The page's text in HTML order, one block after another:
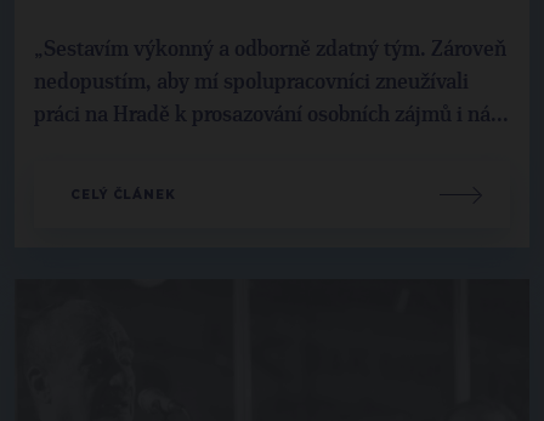
„Sestavím výkonný a odborně zdatný tým. Zároveň
nedopustím, aby mí spolupracovníci zneužívali
práci na Hradě k prosazování osobních zájmů i ná...
CELÝ ČLÁNEK